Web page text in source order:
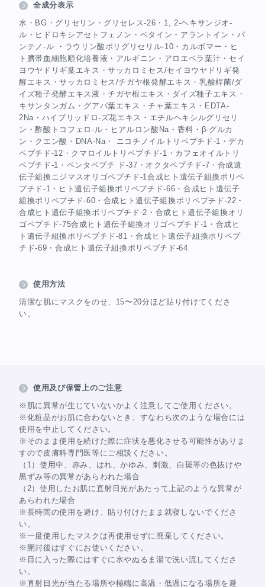
全成分表示
水・BG・グリセリン・グリセレス-26・1, 2-ヘキサンジオ-
ル・ヒドロキシアセトフェノン・ベタイン・アラントイン・パ
ンテノ-ル ・ラウリン酸ポリグリセリル-10・カルボマー・ヒ
ト臍帯血細胞順化培養液・アルギニン・アロエベラ葉汁・セイ
ヨウヤドリギ葉エキス・サッカロミセス/セイヨウヤドリギ発
酵エキス・サッカロミセス/チガヤ根発酵エキス・乳酸桿菌/ダ
イズ種子発酵エキス液・チガヤ根エキス・ダイズ種子エキス・
キサンタンガム・グアバ葉エキス・チャ葉エキス・EDTA-
2Na・ハイブリッドロ-ズ花エキス・エチルヘキシルグリセリ
ン・酢酸トコフェロ-ル・ヒアルロン酸Na・香料・β-グルカ
ン・クエン酸・DNA-Na・ ニコチノイルトリペプチド-1・デカ
ペプチド-12・クマロイルトリペプチド-1・カフェオイルトリ
ペプチド-1・ペンタペプチ ド-37・オクタペプチド-7・合成遺
伝子組換ニジマスオリゴペプチド-1合成ヒト遺伝子組換ポリペ
プチド-1・ヒト遺伝子組換ポリペプチド-66・合成ヒト遺伝子
組換ポリペプチド-60・合成ヒト遺伝子組換ポリペプチド-22・
合成ヒト遺伝子組換ポリペプチド-2・合成ヒト遺伝子組換オリ
ゴペプチド-75合成ヒト遺伝子組換オリゴペプチド-1・合成ヒ
ト遺伝子組換ポリペプチド-81・合成ヒト遺伝子組換ポリペプ
チド-69・合成ヒト遺伝子組換ポリペプチド-64
使用方法
清潔な肌にマスクをのせ、15〜20分ほど貼り付けてくださ
い。
使用及び保管上のご注意
※肌に異常が生じていないかよく注意してご使用ください。
※化粧品がお肌に合わないとき、すなわち次のような場合には
使用を中止してください。
※そのまま使用を続けた際に症状を悪化させる可能性がありま
すので皮膚科専門医等にご相談ください。
（1）使用中、赤み、はれ、かゆみ、刺激、白斑等の色抜けや
黒ずみ等の異常があらわれた場合
（2）使用したお肌に直射日光があたって上記のような異常が
あらわれた場合
※長時間の使用を避け、貼り付けたまま就寝しないでくださ
い。
※一度使用したマスクは再使用せずに廃棄してください。
※開封後はすぐにお使いください。
※目に入った際にはすぐに水やぬるま湯で洗い流してくださ
い。
※直射日光が当たる場所や極端に高温・低温になる場所を避